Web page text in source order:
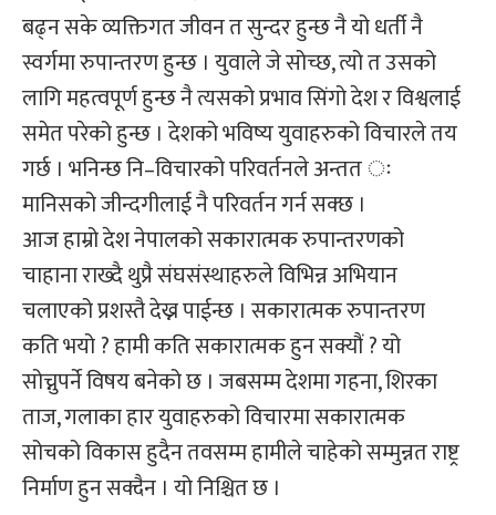
बढ्न सके व्यक्तिगत जीवन त सुन्दर हुन्छ नै यो धर्ती नै
स्वर्गमा रुपान्तरण हुन्छ । युवाले जे सोच्छ, त्यो त उसको
लागि महत्वपूर्ण हुन्छ नै त्यसको प्रभाव सिंगो देश र विश्वलाई
समेत परेको हुन्छ । देशको भविष्य युवाहरुको विचारले तय
गर्छ । भनिन्छ नि–विचारको परिवर्तनले अन्तत ः
मानिसको जीन्दगीलाई नै परिवर्तन गर्न सक्छ ।
आज हाम्रो देश नेपालको सकारात्मक रुपान्तरणको
चाहाना राख्दै थुप्रै संघसंस्थाहरुले विभिन्न अभियान
चलाएको प्रशस्तै देख्न पाईन्छ । सकारात्मक रुपान्तरण
कति भयो ? हामी कति सकारात्मक हुन सक्यौं ? यो
सोच्नुपर्ने विषय बनेको छ । जबसम्म देशमा गहना, शिरका
ताज, गलाका हार युवाहरुको विचारमा सकारात्मक
सोचको विकास हुदैन तवसम्म हामीले चाहेको सम्मुन्नत राष्ट्र
निर्माण हुन सक्दैन । यो निश्चित छ ।